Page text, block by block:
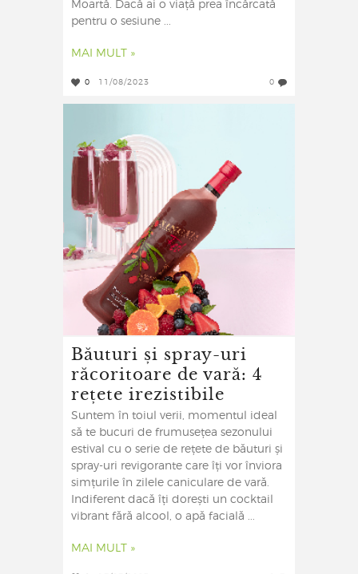
Moartă. Dacă ai o viață prea încărcată
pentru o sesiune ...
MAI MULT »
0 11/08/2023 0
Băuturi și spray-uri
răcoritoare de vară: 4
rețete irezistibile
Suntem în toiul verii, momentul ideal
să te bucuri de frumusețea sezonului
estival cu o serie de rețete de băuturi și
spray-uri revigorante care îți vor înviora
simțurile în zilele caniculare de vară.
Indiferent dacă îți dorești un cocktail
vibrant fără alcool, o apă facială ...
MAI MULT »